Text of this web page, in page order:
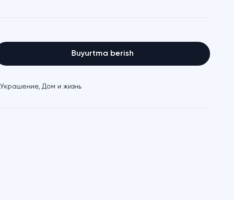
Buyurtma berish
Украшение, Дом и жизнь